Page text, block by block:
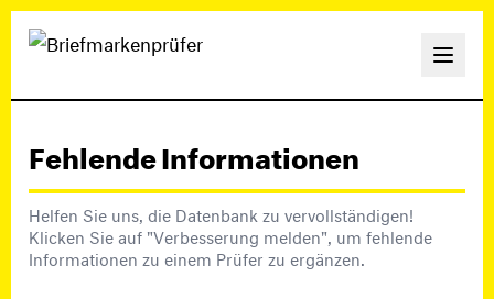
Fehlende Informationen
Helfen Sie uns, die Datenbank zu vervollständigen!
Klicken Sie auf "Verbesserung melden", um fehlende
Informationen zu einem Prüfer zu ergänzen.